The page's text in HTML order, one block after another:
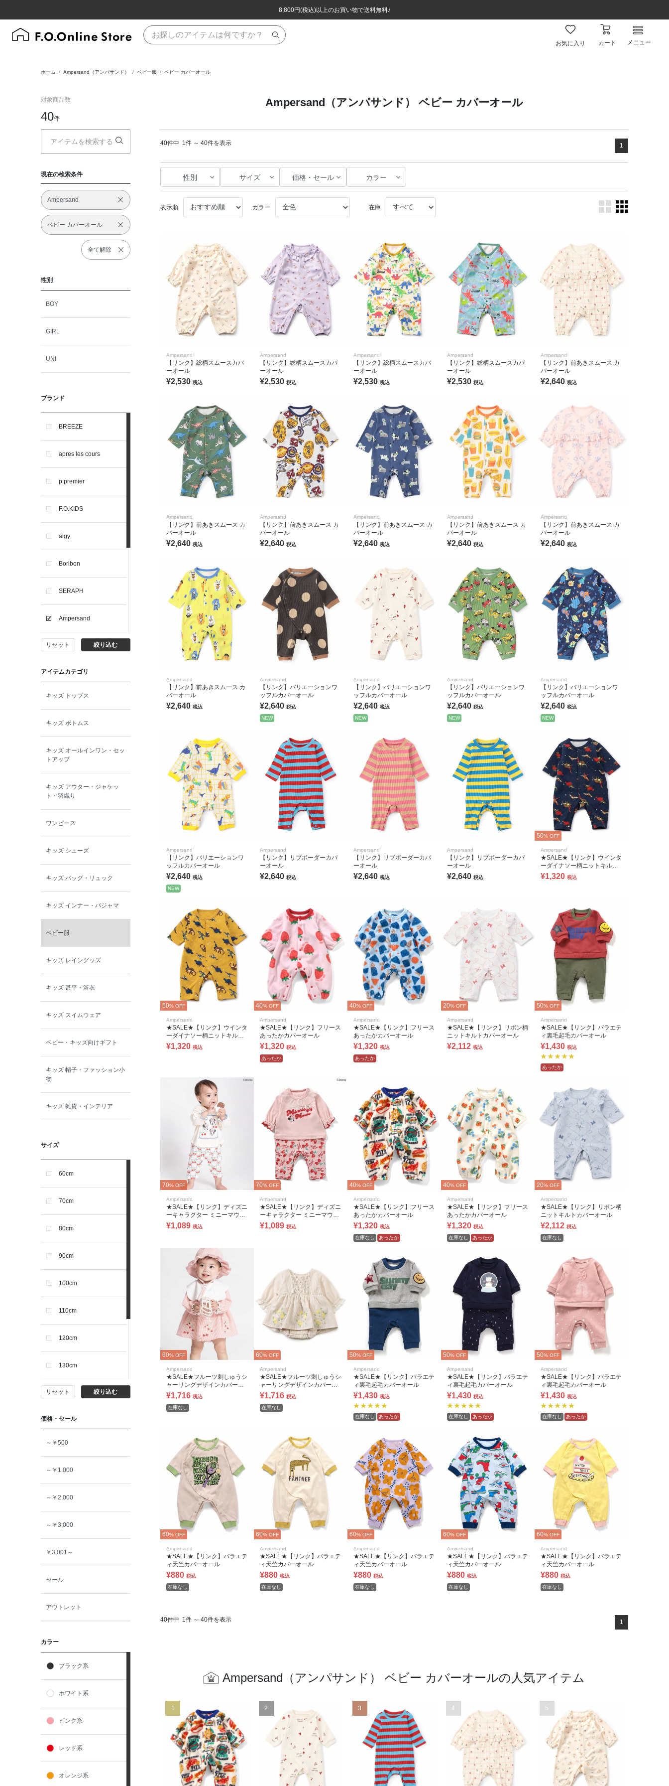
8,800円(税込)以上のお買い物で送料無料♪
ほぼ全品半額！！8/12(水)お昼12:59まで！！
8,800円(税込)以上のお買い物で送料無料♪
ほぼ全品半額！！8/12(水)お昼12:59まで！！
お気に入り カート メニュー
ホーム Ampersand（アンパサンド） ベビー服 ベビー カバーオール
対象商品数
40件
現在の検索条件
Ampersand
ベビー カバーオール
全て解除
性別
BOY
GIRL
UNI
ブランド
BREEZE
apres les cours
p.premier
F.O.KIDS
algy
Boribon
SERAPH
Ampersand
BIT'Z
toitoitoi
BOBOCHOSES
allolun.
ICE RING
リセット 絞り込む
アイテムカテゴリ
キッズ トップス
キッズ ボトムス
キッズ オールインワン・セッ
トアップ
キッズ アウター・ジャケッ
ト・羽織り
ワンピース
キッズ シューズ
キッズ バッグ・リュック
キッズ インナー・パジャマ
ベビー服
キッズ レイングッズ
キッズ 甚平・浴衣
キッズ スイムウェア
ベビー・キッズ向けギフト
キッズ 帽子・ファッション小
物
キッズ 雑貨・インテリア
サイズ
60cm
70cm
80cm
90cm
100cm
110cm
120cm
130cm
140cm
150cm
リセット 絞り込む
価格・セール
～￥500
～￥1,000
～￥2,000
～￥3,000
￥3,001～
セール
アウトレット
カラー
ブラック系
ホワイト系
ピンク系
レッド系
オレンジ系
Ampersand（アンパサンド） ベビー カバーオール
40件中 1件 ～ 40件を表示 1
性別 サイズ 価格・セール カラー
表示順 カラー 在庫
Ampersand
【リンク】総柄スムースカバ
ーオール
¥2,530 税込
Ampersand
【リンク】総柄スムースカバ
ーオール
¥2,530 税込
Ampersand
【リンク】総柄スムースカバ
ーオール
¥2,530 税込
Ampersand
【リンク】総柄スムースカバ
ーオール
¥2,530 税込
Ampersand
【リンク】前あきスムース カ
バーオール
¥2,640 税込
Ampersand
【リンク】前あきスムース カ
バーオール
¥2,640 税込
Ampersand
【リンク】前あきスムース カ
バーオール
¥2,640 税込
Ampersand
【リンク】前あきスムース カ
バーオール
¥2,640 税込
Ampersand
【リンク】前あきスムース カ
バーオール
¥2,640 税込
Ampersand
【リンク】前あきスムース カ
バーオール
¥2,640 税込
Ampersand
【リンク】前あきスムース カ
バーオール
¥2,640 税込
Ampersand
【リンク】バリエーションワ
ッフルカバーオール
¥2,640 税込
NEW
Ampersand
【リンク】バリエーションワ
ッフルカバーオール
¥2,640 税込
NEW
Ampersand
【リンク】バリエーションワ
ッフルカバーオール
¥2,640 税込
NEW
Ampersand
【リンク】バリエーションワ
ッフルカバーオール
¥2,640 税込
NEW
Ampersand
【リンク】バリエーションワ
ッフルカバーオール
¥2,640 税込
NEW
Ampersand
【リンク】リブボーダーカバ
ーオール
¥2,640 税込
Ampersand
【リンク】リブボーダーカバ
ーオール
¥2,640 税込
Ampersand
【リンク】リブボーダーカバ
ーオール
¥2,640 税込
50% OFF
Ampersand
★SALE★【リンク】ウインタ
ーダイナソー柄ニットキルト
カバーオール
¥1,320 税込
50% OFF
Ampersand
★SALE★【リンク】ウインタ
ーダイナソー柄ニットキルト
カバーオール
¥1,320 税込
40% OFF
Ampersand
★SALE★【リンク】フリース
あったかカバーオール
¥1,320 税込
あったか
40% OFF
Ampersand
★SALE★【リンク】フリース
あったかカバーオール
¥1,320 税込
あったか
20% OFF
Ampersand
★SALE★【リンク】リボン柄
ニットキルトカバーオール
¥2,112 税込
50% OFF
Ampersand
★SALE★【リンク】バラエテ
ィ裏毛起毛カバーオール
¥1,430 税込
あったか
70% OFF
Ampersand
★SALE★【リンク】ディズニ
ーキャラクター ミニーマウス/
カバーオール
¥1,089 税込
70% OFF
Ampersand
★SALE★【リンク】ディズニ
ーキャラクター ミニーマウス/
カバーオール
¥1,089 税込
40% OFF
Ampersand
★SALE★【リンク】フリース
あったかカバーオール
¥1,320 税込
在庫なし
あったか
40% OFF
Ampersand
★SALE★【リンク】フリース
あったかカバーオール
¥1,320 税込
在庫なし
あったか
20% OFF
Ampersand
★SALE★【リンク】リボン柄
ニットキルトカバーオール
¥2,112 税込
在庫なし
60% OFF
Ampersand
★SALE★フルーツ刺しゅうシ
ャーリングデザインカバーオ
ール
¥1,716 税込
在庫なし
60% OFF
Ampersand
★SALE★フルーツ刺しゅうシ
ャーリングデザインカバーオ
ール
¥1,716 税込
在庫なし
50% OFF
Ampersand
★SALE★【リンク】バラエテ
ィ裏毛起毛カバーオール
¥1,430 税込
在庫なし あったか
50% OFF
Ampersand
★SALE★【リンク】バラエテ
ィ裏毛起毛カバーオール
¥1,430 税込
在庫なし あったか
50% OFF
Ampersand
★SALE★【リンク】バラエテ
ィ裏毛起毛カバーオール
¥1,430 税込
在庫なし あったか
60% OFF
Ampersand
★SALE★【リンク】バラエテ
ィ天竺カバーオール
¥880 税込
在庫なし
60% OFF
Ampersand
★SALE★【リンク】バラエテ
ィ天竺カバーオール
¥880 税込
在庫なし
60% OFF
Ampersand
★SALE★【リンク】バラエテ
ィ天竺カバーオール
¥880 税込
在庫なし
60% OFF
Ampersand
★SALE★【リンク】バラエテ
ィ天竺カバーオール
¥880 税込
在庫なし
60% OFF
Ampersand
★SALE★【リンク】バラエテ
ィ天竺カバーオール
¥880 税込
在庫なし
40件中 1件 ～ 40件を表示 1
Ampersand（アンパサンド） ベビー カバーオールの人気アイテム
1 2 3 4 5